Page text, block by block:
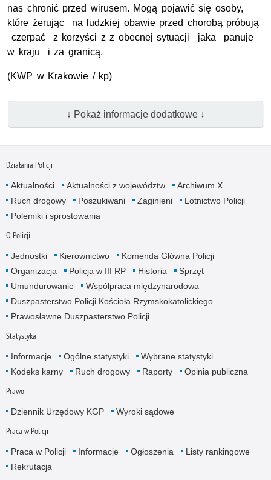
nas chronić przed wirusem. Mogą pojawić się osoby,
które żerując na ludzkiej obawie przed chorobą próbują
czerpać z korzyści z z obecnej sytuacji jaka panuje
w kraju i za granicą.
(KWP w Krakowie / kp)
↓ Pokaż informacje dodatkowe ↓
Działania Policji
Aktualności Aktualności z województw
Archiwum X
Ruch drogowy
Poszukiwani Zaginieni
Lotnictwo Policji
Polemiki i sprostowania
O Policji
Jednostki Kierownictwo
Komenda Główna Policji
Organizacja
Policja w III RP Historia
Sprzęt
Umundurowanie
Współpraca międzynarodowa
Duszpasterstwo Policji Kościoła Rzymskokatolickiego
Prawosławne Duszpasterstwo Policji
Statystyka
Informacje Ogólne statystyki
Wybrane statystyki
Kodeks karny
Ruch drogowy Raporty Opinia publiczna
Prawo
Dziennik Urzędowy KGP Wyroki sądowe
Praca w Policji
Praca w Policji Informacje Ogłoszenia
Listy rankingowe
Rekrutacja